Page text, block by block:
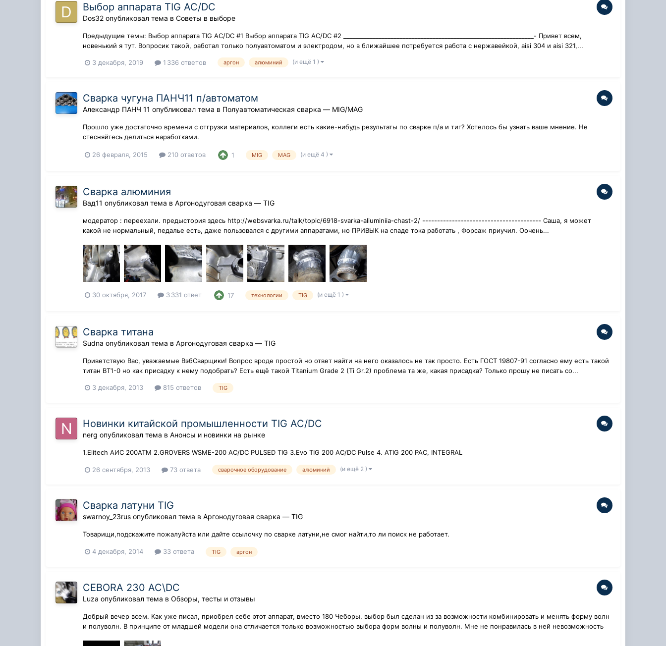
Выбор аппарата TIG AC/DC
Dos32 опубликовал тема вСоветы в выборе
Предыдущие темы: Выбор аппарата TIG АС/DС #1 Выбор аппарата TIG AC/DC #2 ________________________________________________________________- Привет всем,
новенький я тут. Вопросик такой, работал только полуавтоматом и электродом, но в ближайшее потребуется работа с нержавейкой, aisi 304 и aisi 321,...
3 декабря, 2019 1 336 ответов аргон алюминий (и ещё 1 )
Сварка чугуна ПАНЧ11 п/автоматом
Александр ПАНЧ 11 опубликовал тема в Полуавтоматическая сварка — MIG/MAG
Прошло уже достаточно времени с отгрузки материалов, коллеги есть какие-нибудь результаты по сварке п/а и тиг? Хотелось бы узнать ваше мнение. Не
стесняйтесь делиться наработками.
26 февраля, 2015 210 ответов 1 MIG MAG (и ещё 4 )
Сварка алюминия
Вад11 опубликовал тема вАргонодуговая сварка — TIG
модератор : переехали. предыстория здесь http://websvarka.ru/talk/topic/6918-svarka-aliuminiia-chast-2/ ---------------------------------------- Саша, я может
какой не нормальный, педалье есть, даже пользовался с другими аппаратами, но ПРИВЫК на спаде тока работать , Форсаж приучил. Оочень...
30 октября, 2017 3 331 ответ 17 технологии TIG (и ещё 1 )
Сварка титана
Sudna опубликовал тема вАргонодуговая сварка — TIG
Приветствую Вас, уважаемые ВэбСварщики! Вопрос вроде простой но ответ найти на него оказалось не так просто. Есть ГОСТ 19807-91 согласно ему есть такой
титан ВТ1-0 но как присадку к нему подобрать? Есть ещё такой Titanium Grade 2 (Ti Gr.2) проблема та же, какая присадка? Только прошу не писать со...
3 декабря, 2013 815 ответов TIG
Новинки китайской промышленности TIG AC/DC
nerg опубликовал тема вАнонсы и новинки на рынке
1.Elitech АИС 200АТМ 2.GROVERS WSME-200 AC/DC PULSED TIG 3.Evo TIG 200 AC/DC Pulse 4. ATIG 200 PAC, INTEGRAL
26 сентября, 2013 73 ответа сварочное оборудование алюминий (и ещё 2 )
Сварка латуни TIG
swarnoy_23rus опубликовал тема вАргонодуговая сварка — TIG
Товарищи,подскажите пожалуйста или дайте ссылочку по сварке латуни,не смог найти,то ли поиск не работает.
4 декабря, 2014 33 ответа TIG аргон
CEBORA 230 AC\DC
Luza опубликовал тема вОбзоры, тесты и отзывы
Добрый вечер всем. Как уже писал, приобрел себе этот аппарат, вместо 180 Чеборы, выбор был сделан из за возможности комбинировать и менять форму волн
и полуволн. В принципе от младшей модели она отличается только возможностью выбора форм волны и полуволн. Мне не понравилась в ней невозможность